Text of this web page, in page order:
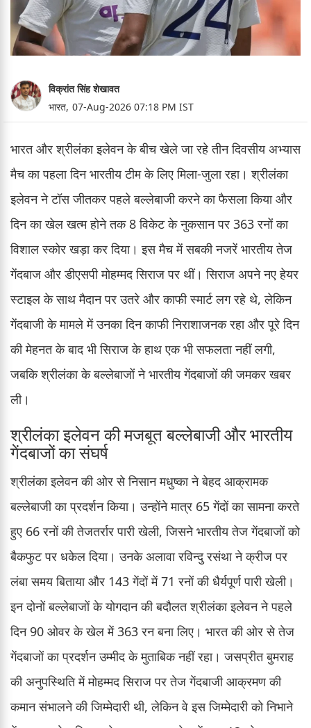
विक्रांत सिंह शेखावत
भारत, 07-Aug-2026 07:18 PM IST
भारत और श्रीलंका इलेवन के बीच खेले जा रहे तीन दिवसीय अभ्यास
मैच का पहला दिन भारतीय टीम के लिए मिला-जुला रहा। श्रीलंका
इलेवन ने टॉस जीतकर पहले बल्लेबाजी करने का फैसला किया और
दिन का खेल खत्म होने तक 8 विकेट के नुकसान पर 363 रनों का
विशाल स्कोर खड़ा कर दिया। इस मैच में सबकी नजरें भारतीय तेज
गेंदबाज और डीएसपी मोहम्मद सिराज पर थीं। सिराज अपने नए हेयर
स्टाइल के साथ मैदान पर उतरे और काफी स्मार्ट लग रहे थे, लेकिन
गेंदबाजी के मामले में उनका दिन काफी निराशाजनक रहा और पूरे दिन
की मेहनत के बाद भी सिराज के हाथ एक भी सफलता नहीं लगी,
जबकि श्रीलंका के बल्लेबाजों ने भारतीय गेंदबाजों की जमकर खबर
ली।
श्रीलंका इलेवन की मजबूत बल्लेबाजी और भारतीय
गेंदबाजों का संघर्ष
श्रीलंका इलेवन की ओर से निसान मधुष्का ने बेहद आक्रामक
बल्लेबाजी का प्रदर्शन किया। उन्होंने मात्र 65 गेंदों का सामना करते
हुए 66 रनों की तेजतर्रार पारी खेली, जिसने भारतीय तेज गेंदबाजों को
बैकफुट पर धकेल दिया। उनके अलावा रविन्दु रसंथा ने क्रीज पर
लंबा समय बिताया और 143 गेंदों में 71 रनों की धैर्यपूर्ण पारी खेली।
इन दोनों बल्लेबाजों के योगदान की बदौलत श्रीलंका इलेवन ने पहले
दिन 90 ओवर के खेल में 363 रन बना लिए। भारत की ओर से तेज
गेंदबाजों का प्रदर्शन उम्मीद के मुताबिक नहीं रहा। जसप्रीत बुमराह
की अनुपस्थिति में मोहम्मद सिराज पर तेज गेंदबाजी आक्रमण की
कमान संभालने की जिम्मेदारी थी, लेकिन वे इस जिम्मेदारी को निभाने